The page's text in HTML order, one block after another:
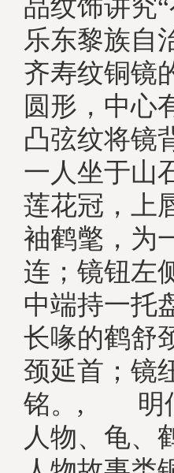
品纹饰讲究
乐东黎族自
齐寿纹铜镜
圆形，中心
凸弦纹将镜
一人坐于山
莲花冠，上
袖鹤氅，为
连；镜钮左
中端持一托
长喙的鹤舒
颈延首；镜
铭。, 明仙
人物、龟、